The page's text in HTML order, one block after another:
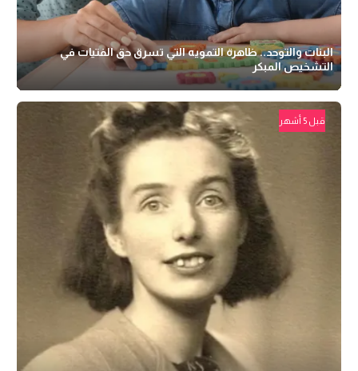
البنات والتوحد.. ظاهرة التمويه التي تسرق حق الفتيات في
التشخيص المبكر
قبل 5 أشهر